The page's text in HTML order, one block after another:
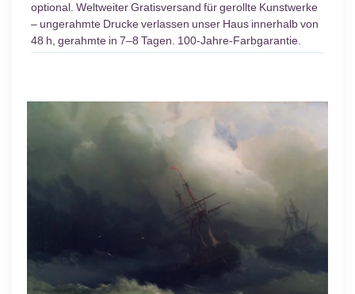
optional. Weltweiter Gratisversand für gerollte Kunstwerke
– ungerahmte Drucke verlassen unser Haus innerhalb von
48 h, gerahmte in 7–8 Tagen. 100-Jahre-Farbgarantie.